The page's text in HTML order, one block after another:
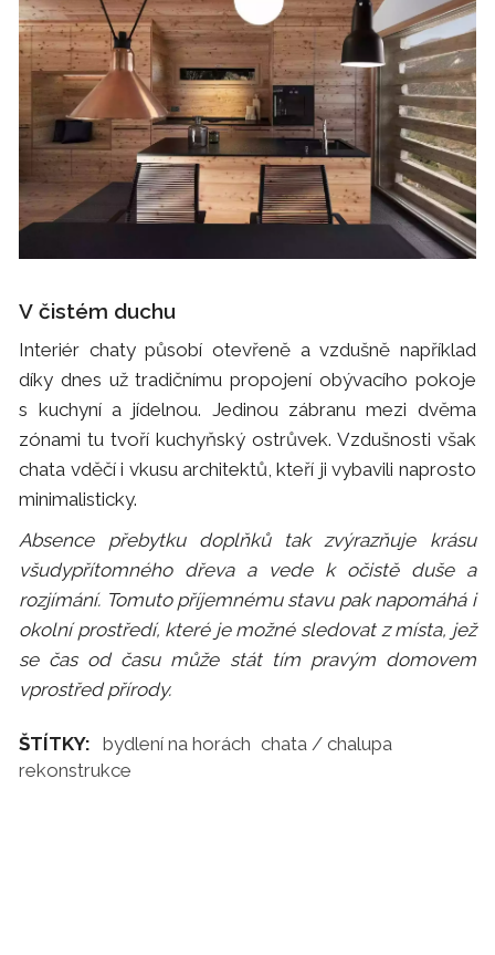
V čistém duchu
Interiér chaty působí otevřeně a vzdušně například
díky dnes už tradičnímu propojení obývacího pokoje
s kuchyní a jídelnou. Jedinou zábranu mezi dvěma
zónami tu tvoří kuchyňský ostrůvek. Vzdušnosti však
chata vděčí i vkusu architektů, kteří ji vybavili naprosto
minimalisticky.
Absence přebytku doplňků tak zvýrazňuje krásu
všudypřítomného dřeva a vede k očistě duše a
rozjímání. Tomuto příjemnému stavu pak napomáhá i
okolní prostředí, které je možné sledovat z místa, jež
se čas od času může stát tím pravým domovem
vprostřed přírody.
ŠTÍTKY: bydlení na horách chata / chalupa
rekonstrukce